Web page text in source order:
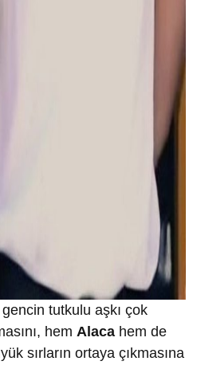
tutkulu aşkı çok
hem Alaca hem de
sırların ortaya çıkmasına